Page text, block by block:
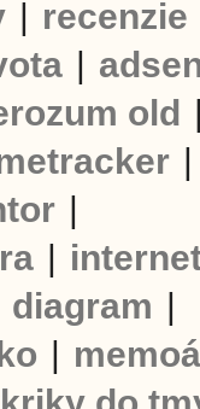
| recenzie
|
old
|
|
|
diagram |
|